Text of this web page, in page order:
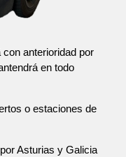
anterioridad por
en todo
o estaciones de
Asturias y Galicia